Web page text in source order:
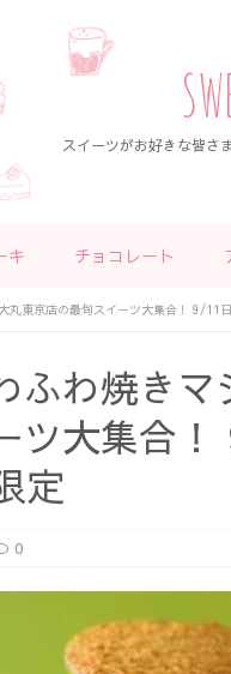
スイーツがお好きな皆さ
キ チョコレート
丸東京店の最旬スイーツ大集合！ 9/11
ふわ焼き
ツ大集合
定
0